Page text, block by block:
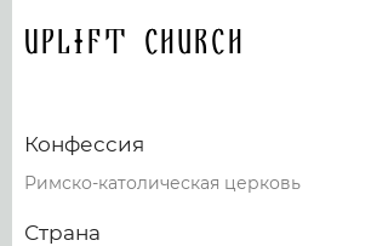
UPLiFT Church
Конфессия
Римско-католическая церковь
Страна